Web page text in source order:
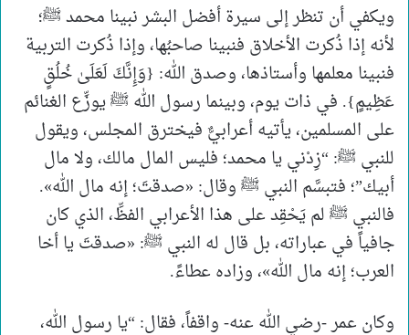
ويكفي أن تنظر إلى سيرة أفضل البشر نبينا محمد ﷺ؛
لأنه إذا ذُكرت الأخلاق فنبينا صاحبُها، وإذا ذُكرت التربية
فنبينا معلمها وأستاذها، وصدق الله: {وَإِنَّكَ لَعَلَىٰ خُلُقٍ
عَظِيمٍ}. في ذات يوم، وبينما رسول الله ﷺ يوزِّع الغنائم
على المسلمين، يأتيه أعرابيٌّ فيخترق المجلس، ويقول
للنبي ﷺ: “زِدْني يا محمد؛ فليس المال مالك، ولا مال
أبيك”؛ فتبسَّم النبي ﷺ وقال: «صدقتَ؛ إنه مال الله».
فالنبي ﷺ لم يَحْقِد على هذا الأعرابي الفظِّ، الذي كان
جافياً في عباراته، بل قال له النبي ﷺ: «صدقتَ يا أخا
العرب؛ إنه مال الله»، وزاده عطاءً.
وكان عمر -رضي الله عنه- واقفاً، فقال: “يا رسول الله،